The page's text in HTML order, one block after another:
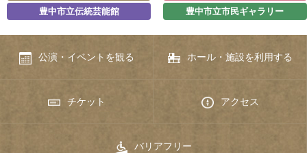
豊中市立伝統芸能館
豊中市立市民ギャラリー
公演・イベントを観る ホール・施設を利用する
チケット アクセス
バリアフリー